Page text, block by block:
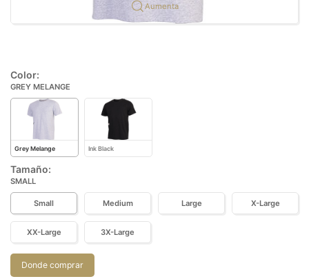
Aumenta
Color:
GREY MELANGE
Grey Melange Ink Black
Tamaño:
SMALL
Small Medium Large X-Large
XX-Large 3X-Large
Donde comprar